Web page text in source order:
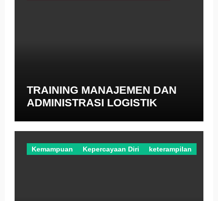
TRAINING MANAJEMEN DAN
ADMINISTRASI LOGISTIK
Kemampuan Kepercayaan Diri keterampilan